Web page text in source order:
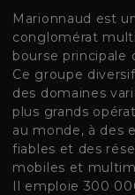
Marionnaud est
conglomérat
bourse principale
Ce groupe
des domaines
plus grands
au monde, à des
fiables et des
mobiles et
Il emploie 300